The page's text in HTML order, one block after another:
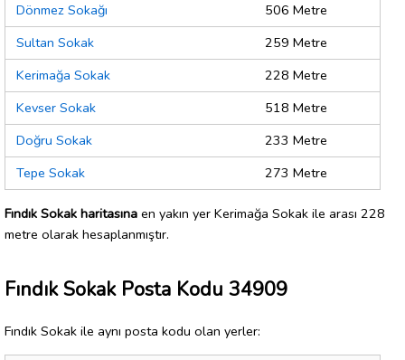
Dönmez Sokağı
506 Metre
Sultan Sokak
259 Metre
Kerimağa Sokak
228 Metre
Kevser Sokak
518 Metre
Doğru Sokak
233 Metre
Tepe Sokak
273 Metre
Fındık Sokak haritasına en yakın yer Kerimağa Sokak ile arası 228
metre olarak hesaplanmıştır.
Fındık Sokak Posta Kodu 34909
Fındık Sokak ile aynı posta kodu olan yerler: